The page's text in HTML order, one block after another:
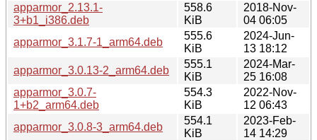
apparmor_2.13.1-
3+b1_i386.deb
558.6
KiB
2018-Nov-
04 06:05
apparmor_3.1.7-1_arm64.deb
555.6
KiB
2024-Jun-
13 18:12
apparmor_3.0.13-2_arm64.deb
555.1
KiB
2024-Mar-
25 16:08
apparmor_3.0.7-
1+b2_arm64.deb
554.3
KiB
2022-Nov-
12 06:43
apparmor_3.0.8-3_arm64.deb
554.1
KiB
2023-Feb-
14 14:29